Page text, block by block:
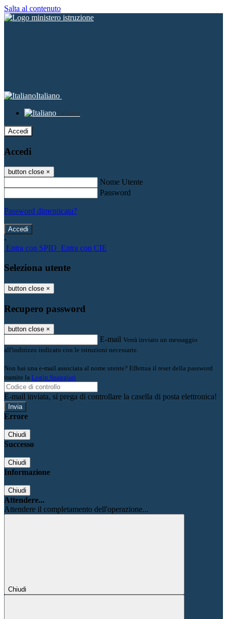
Salta al contenuto
Italiano
Italiano
Accedi
Accedi
button close ×
Nome Utente
Password
Password dimenticata?
-
Entra con SPID Entra con CIE
Seleziona utente
button close ×
Recupero password
button close ×
E-mail Verrà inviato un messaggio
all'indirizzo indicato con le istruzioni necessarie.
Non hai una e-mail associata al nome utente? Effettua il reset della password
tramite la Login Spaggiari
E-mail inviata, si prega di controllare la casella di posta elettronica!
Errore
Chiudi
Successo
Chiudi
Informazione
Chiudi
Attendere...
Attendere il completamento dell'operazione...
Chiudi